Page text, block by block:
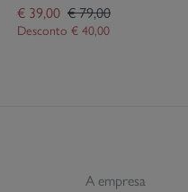
€ 39,00 € 79,00
Desconto € 40,00
A empresa